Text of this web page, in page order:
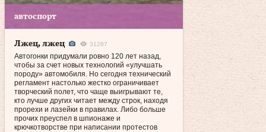
автоспорт
Лжец, лжец 31287
Автогонки придумали ровно 120 лет назад,
чтобы за счет новых технологий «улучшать
породу» автомобиля. Но сегодня технический
регламент настолько жестко ограничивает
творческий полет, что чаще выигрывают те,
кто лучше других читает между строк, находя
прорехи и лазейки в правилах. Либо больше
прочих преуспел в шпионаже и
крючкотворстве при написании протестов